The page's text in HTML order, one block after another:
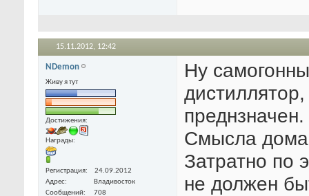
15.11.2012, 12:42
NDemon
Живу я тут
Достижения:
Награды:
Регистрация
24.09.2012
Адрес
Владивосток
Сообщений
708
Ну
преднзначен.
Смысла дома
Затратно по
не должен